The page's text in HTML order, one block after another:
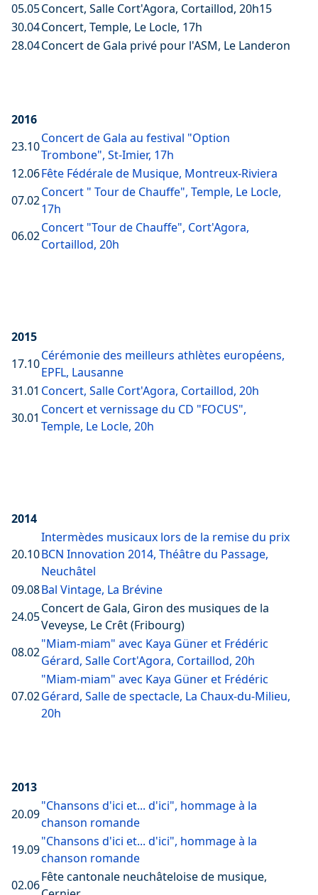
05.05Concert, Salle Cort'Agora, Cortaillod, 20h15
30.04Concert, Temple, Le Locle, 17h
28.04Concert de Gala privé pour l'ASM, Le Landeron
2016
23.10
Concert de Gala au festival "Option
Trombone", St-Imier, 17h
12.06Fête Fédérale de Musique, Montreux-Riviera
07.02
Concert " Tour de Chauffe", Temple, Le Locle,
17h
06.02
Concert "Tour de Chauffe", Cort'Agora,
Cortaillod, 20h
2015
17.10
Cérémonie des meilleurs athlètes européens,
EPFL, Lausanne
31.01 Concert, Salle Cort'Agora, Cortaillod, 20h
30.01
Concert et vernissage du CD "FOCUS",
Temple, Le Locle, 20h
2014
20.10
Intermèdes musicaux lors de la remise du prix
BCN Innovation 2014, Théâtre du Passage,
Neuchâtel
09.08Bal Vintage, La Brévine
24.05
Concert de Gala, Giron des musiques de la
Veveyse, Le Crêt (Fribourg)
08.02
"Miam-miam" avec Kaya Güner et Frédéric
Gérard, Salle Cort'Agora, Cortaillod, 20h
07.02
"Miam-miam" avec Kaya Güner et Frédéric
Gérard, Salle de spectacle, La Chaux-du-Milieu,
20h
2013
20.09
"Chansons d'ici et... d'ici", hommage à la
chanson romande
19.09
"Chansons d'ici et... d'ici", hommage à la
chanson romande
02.06
Fête cantonale neuchâteloise de musique,